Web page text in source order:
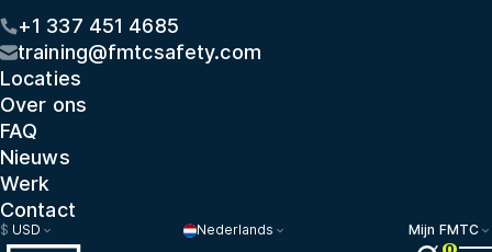
+1 337 451 4685
training@fmtcsafety.com
Locaties
Over ons
FAQ
Nieuws
Werk
Contact
$ USD Nederlands
Mijn FMTC